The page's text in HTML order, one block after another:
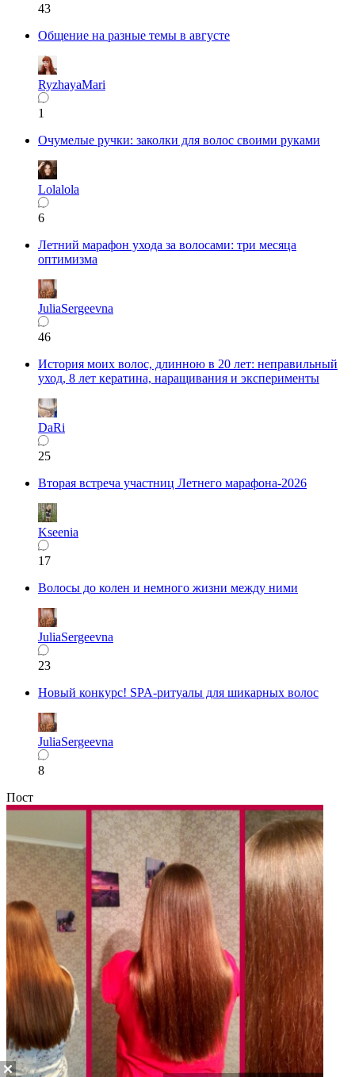
43
Общение на разные темы в августе
RyzhayaMari
1
Очумелые ручки: заколки для волос своими руками
Lolalola
6
Летний марафон ухода за волосами: три месяца
оптимизма
JuliaSergeevna
46
История моих волос, длинною в 20 лет: неправильный
уход, 8 лет кератина, наращивания и эксперименты
DaRi
25
Вторая встреча участниц Летнего марафона-2026
Kseenia
17
Волосы до колен и немного жизни между ними
JuliaSergeevna
23
Новый конкурс! SPA-ритуалы для шикарных волос
JuliaSergeevna
8
Пост